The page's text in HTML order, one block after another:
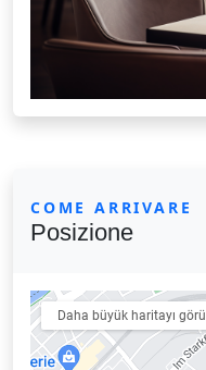
COME ARRIVARE
Posizione